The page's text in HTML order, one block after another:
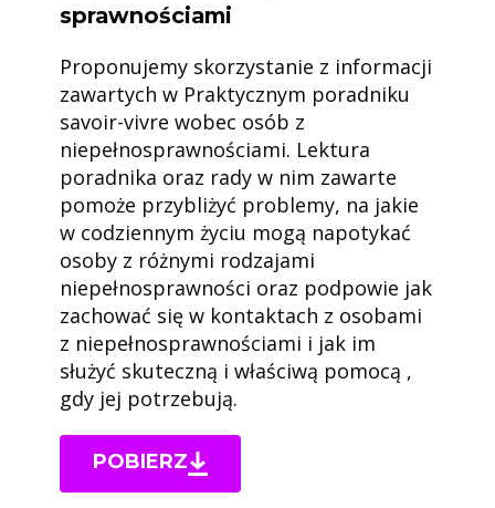
sprawno­ściami
Proponujemy skorzystanie z informacji
zawartych w Praktycznym poradniku
savoir-vivre wobec osób z
niepełnosprawnościami. Lektura
poradnika oraz rady w nim zawarte
pomoże przybliżyć problemy, na jakie
w codziennym życiu mogą napotykać
osoby z różnymi rodzajami
niepełnosprawności oraz podpowie jak
zachować się w kontaktach z osobami
z niepełnosprawnościami i jak im
służyć skuteczną i właściwą pomocą ,
gdy jej potrzebują.
POBIERZ